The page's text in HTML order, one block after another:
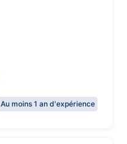
Au moins 1 an d'expérience